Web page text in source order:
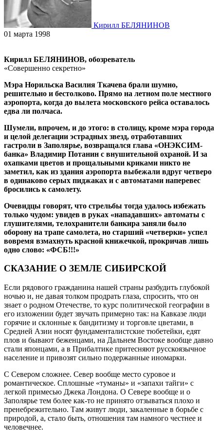
Кирилл БЕЛЯНИНОВ
01 марта 1998
Кирилл БЕЛЯНИНОВ, обозреватель
«Совершенно секретно»
Мэра Норильска Василия Ткачева брали шумно,
решительно и бестолково. Прямо на летном поле местного
аэропорта, когда до вылета московского рейса оставалось
едва ли полчаса.
Шумели, впрочем, и до этого: в столицу, кроме мэра города
и целой делегации эстрадных звезд, отработавших
гастроли в Заполярье, возвращался глава «ОНЭКСИМ-
банка» Владимир Потанин с внушительной охраной. И за
охапками цветов и прощальными криками никто не
заметил, как из здания аэропорта выбежали вдруг четверо
в одинаково серых пиджаках и с автоматами наперевес
бросились к самолету.
Очевидцы говорят, что стрельбы тогда удалось избежать
только чудом: увидев в руках «нападавших» автоматы с
глушителями, телохранители банкира заняли было
оборону на трапе самолета, но старший «четверки» успел
вовремя взмахнуть красной книжечкой, прокричав лишь
одно слово: «ФСБ!!!»
СКАЗАНИЕ О ЗЕМЛЕ СИБИРСКОЙ
Если рядового гражданина нашей страны разбудить глубокой
ночью и, не давая толком продрать глаза, спросить, что он
знает о родном Отечестве, то курс политической географии в
его изложении будет звучать примерно так: на Кавказе люди
горячие и склонные к бандитизму и торговле цветами, в
Средней Азии носят фундаменталистские тюбетейки, едят
плов и бывают беженцами, на Дальнем Востоке вообще давно
стали японцами, а в Прибалтике притесняют русскоязычное
население и привозят сильно подержанные иномарки.
С Севером сложнее. Север вообще место суровое и
романтическое. Сплошные «туманы» и «запахи тайги» с
легкой примесью Джека Лондона. О Севере вообще и о
Заполярье тем более как-то не принято отзываться плохо и
пренебрежительно. Там живут люди, закаленные в борьбе с
природой, а, стало быть, отношения там намного честнее и
человечнее.